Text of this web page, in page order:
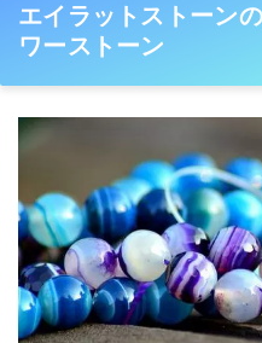
エイラットストーン
ワーストーン